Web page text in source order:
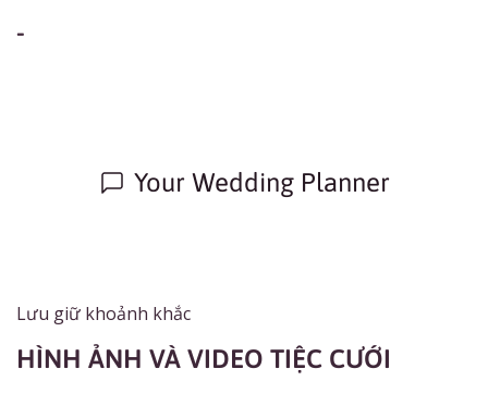
-
Your Wedding Planner
Lưu giữ khoảnh khắc
HÌNH ẢNH VÀ VIDEO TIỆC CƯỚI